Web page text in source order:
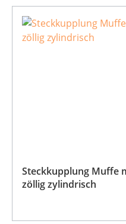
Steckkupplung Muffe
zöllig zylindrisch